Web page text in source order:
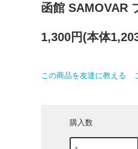
函館 SAMOVAR
1,300円(本体
この商品を友達に教える
購入数